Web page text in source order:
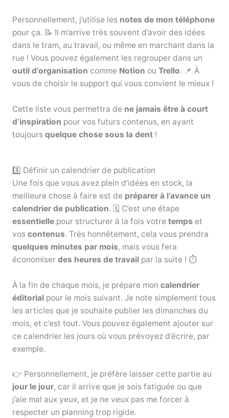
Personnellement, j’utilise les notes de mon téléphone
pour ça. 📝 Il m’arrive très souvent d’avoir des idées
dans le tram, au travail, ou même en marchant dans la
rue ! Vous pouvez également les regrouper dans un
outil d’organisation comme Notion ou Trello. 📌 À
vous de choisir le support qui vous convient le mieux !
Cette liste vous permettra de ne jamais être à court
d’inspiration pour vos futurs contenus, en ayant
toujours quelque chose sous la dent!
3️⃣ Définir un calendrier de publication
Une fois que vous avez plein d’idées en stock, la
meilleure chose à faire est de préparer à l’avance un
calendrier de publication. 🗓️ C’est une étape
essentiellepour structurer à la fois votre temps et
vos contenus. Très honnêtement, cela vous prendra
quelques minutes par mois, mais vous fera
économiser des heures de travailpar la suite ! ⏱️
À la fin de chaque mois, je prépare mon calendrier
éditorialpour le mois suivant. Je note simplement tous
les articles que je souhaite publier les dimanches du
mois, et c’est tout. Vous pouvez également ajouter sur
ce calendrier les jours où vous prévoyez d’écrire, par
exemple.
👉 Personnellement, je préfère laisser cette partie au
jour le jour, car il arrive que je sois fatiguée ou que
j’aie mal aux yeux, et je ne veux pas me forcer à
respecter un planning trop rigide.